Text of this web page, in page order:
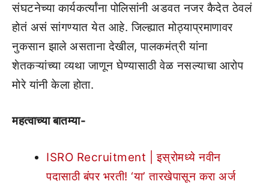
संघटनेच्या कार्यकर्त्यांना पोलिसांनी अडवत नजर कैदेत ठेवलं
होतं असं सांगण्यात येत आहे. जिल्ह्यात मोठ्याप्रमाणावर
नुकसान झाले असताना देखील, पालकमंत्री यांना
शेतकऱ्यांच्या व्यथा जाणून घेण्यासाठी वेळ नसल्याचा आरोप
मोरे यांनी केला होता.
महत्वाच्या बातम्या-
ISRO Recruitment | इस्रोमध्ये नवीन
पदासाठी बंपर भरती! ‘या’ तारखेपासून करा अर्ज